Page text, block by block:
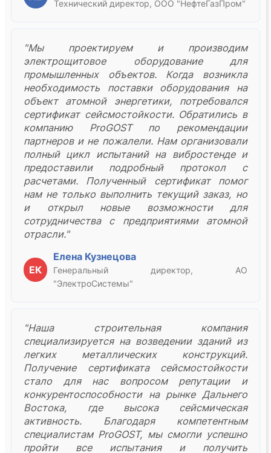
Технический директор, ООО "НефтеГазПром"
"Мы проектируем и производим
электрощитовое оборудование для
промышленных объектов. Когда возникла
необходимость поставки оборудования на
объект атомной энергетики, потребовался
сертификат сейсмостойкости. Обратились в
компанию ProGOST по рекомендации
партнеров и не пожалели. Нам организовали
полный цикл испытаний на вибростенде и
предоставили подробный протокол с
расчетами. Полученный сертификат помог
нам не только выполнить текущий заказ, но
и открыл новые возможности для
сотрудничества с предприятиями атомной
отрасли."
ЕК
Елена Кузнецова
Генеральный директор, АО
"ЭлектроСистемы"
"Наша строительная компания
специализируется на возведении зданий из
легких металлических конструкций.
Получение сертификата сейсмостойкости
стало для нас вопросом репутации и
конкурентоспособности на рынке Дальнего
Востока, где высока сейсмическая
активность. Благодаря компетентным
специалистам ProGOST, мы смогли успешно
пройти все испытания и получить